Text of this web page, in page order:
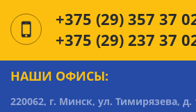
+375 (29) 357 37
+375 (29) 237 37
НАШИ ОФИСЫ:
220062, г. Минск, ул. Тимирязева, д.